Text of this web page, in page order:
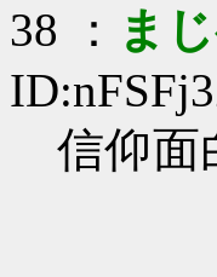
38 ： まじ
信仰面